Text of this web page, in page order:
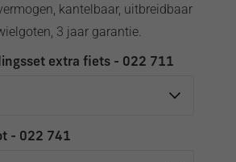
kantelbaar, uitbreidbaar
3 jaar garantie.
extra fiets - 022 711
- 022 741